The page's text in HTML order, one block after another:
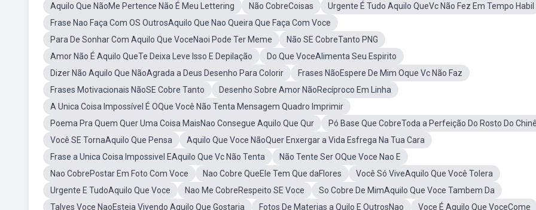
Aquilo Que NãoMe Pertence Não É Meu Lettering Não CobreCoisas
Urgente É Tudo Aquilo QueVc Não Fez Em Tempo Habil
Frase Nao Faça Com OS OutrosAquilo Que Nao Queira Que Faça Com Voce
Para De Sonhar Com Aquilo Que VoceNaoi Pode Ter Meme
Não SE CobreTanto PNG
Amor Não É Aquilo QueTe Deixa Leve Isso E Depilação
Do Que VoceAlimenta Seu Espirito
Dizer Não Aquilo Que NãoAgrada a Deus Desenho Para Colorir
Frases NãoEspere De Mim Oque Vc Não Faz
Frases Motivacionais NãoSE Cobre Tanto
Desenho Sobre Amor NãoRecíproco Em Linha
A Unica Coisa Impossível É OQue Você Não Tenta Mensagem Quadro Imprimir
Poema Pra Quem Quer Uma Coisa MaisNao Consegue Aquilo Que Qur
Pó Base Que CobreToda a Perfeição Do Rosto Do
Você SE TornaAquilo Que Pensa
Aquilo Que Voce NãoQuer Enxergar a Vida Esfrega Na Tua Cara
Frase a Unica Coisa Impossivel EAquilo Que Vc Não Tenta
Não Tente Ser OQue Voce Nao E
Nao CobrePostar Em Foto Com Voce
Nao Cobre QueEle Tem Que daFlores
Você Só ViveAquilo Que Você Tolera
Urgente E TudoAquilo Que Voce
Nao Me CobreRespeito SE Voce
So Cobre De MimAquilo Que Voce Tambem Da
Talves Voce NaoEsteja Vivendo Aquilo Que Gostaria
Fotos De Materias a Quilo E OutrosNao
Voce É Aquilo Que VoceCome